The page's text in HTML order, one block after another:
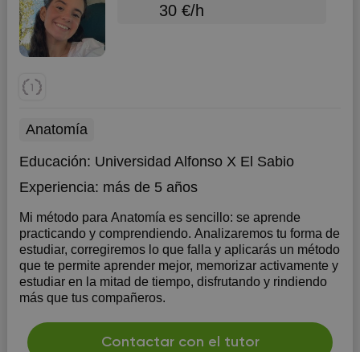
30 €/h
Anatomía
Educación: Universidad Alfonso X El Sabio
Experiencia: más de 5 años
Mi método para Anatomía es sencillo: se aprende
practicando y comprendiendo. Analizaremos tu forma de
estudiar, corregiremos lo que falla y aplicarás un método
que te permite aprender mejor, memorizar activamente y
estudiar en la mitad de tiempo, disfrutando y rindiendo
más que tus compañeros.
Contactar con el tutor